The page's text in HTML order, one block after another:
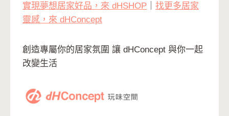
實現夢想居家好品，來 dHSHOP
找更多居家
靈感，來 dHConcept
創造專屬你的居家氛圍 讓 dHConcept 與你一起
改變生活